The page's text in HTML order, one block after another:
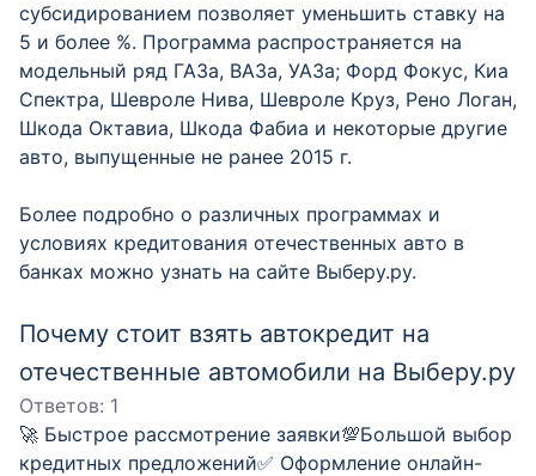
субсидированием позволяет уменьшить ставку на
5 и более %. Программа распространяется на
модельный ряд ГАЗа, ВАЗа, УАЗа; Форд Фокус, Киа
Спектра, Шевроле Нива, Шевроле Круз, Рено Логан,
Шкода Октавиа, Шкода Фабиа и некоторые другие
авто, выпущенные не ранее 2015 г.
Более подробно о различных программах и
условиях кредитования отечественных авто в
банках можно узнать на сайте Выберу.ру.
Почему стоит взять автокредит на
отечественные автомобили на Выберу.ру
Ответов: 1
🚀 Быстрое рассмотрение заявки💯Большой выбор
кредитных предложений✅ Оформление онлайн-